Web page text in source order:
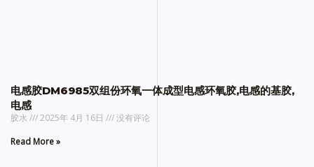
电感胶DM6985双组份环氧一体成型电感环氧胶,电感的基胶,
电感
胶水 2025年 4月 16日
没有评论
Read More »